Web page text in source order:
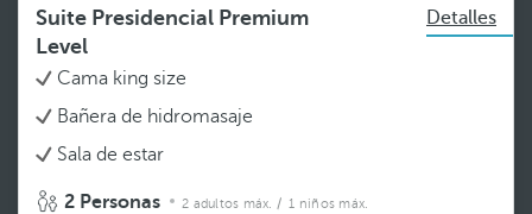
Suite Presidencial Premium
Level
Detalles
Cama king size
Bañera de hidromasaje
Sala de estar
2 Personas 2 adultos máx. / 1 niños máx.